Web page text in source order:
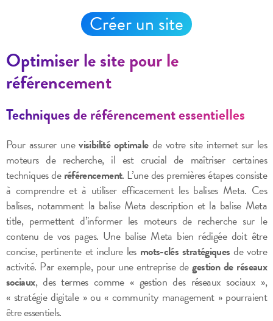
Créer un site
Optimiser le site pour le
référencement
Techniques de référencement essentielles
Pour assurer unevisibilité optimalede votre site internet sur les
moteurs de recherche, il est crucial de maîtriser certaines
techniques deréférencement. L’une des premières étapes consiste
à comprendre et à utiliser efficacement les balises Meta. Ces
balises, notamment la balise Meta description et la balise Meta
title, permettent d’informer les moteurs de recherche sur le
contenu de vos pages. Une balise Meta bien rédigée doit être
concise, pertinente et inclure les mots-clés stratégiques de votre
activité. Par exemple, pour une entreprise degestion de réseaux
sociaux, des termes comme « gestion des réseaux sociaux »,
« stratégie digitale » ou « community management » pourraient
être essentiels.